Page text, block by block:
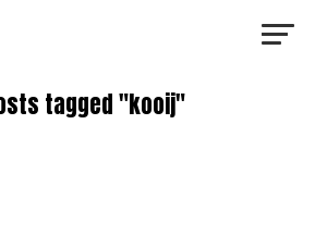
tagged "kooij"